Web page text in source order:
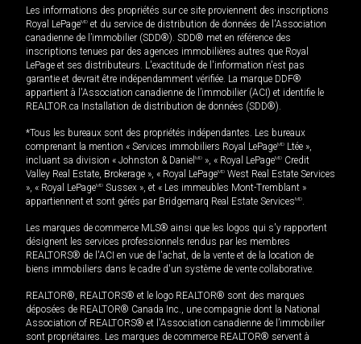
Les informations des propriétés sur ce site proviennent des inscriptions
Royal LePageMD et du service de distribution de données de l'Association
canadienne de l’immobilier (SDD®). SDD® met en référence des
inscriptions tenues par des agences immobilières autres que Royal
LePage et ses distributeurs. L'exactitude de l'information n'est pas
garantie et devrait être indépendamment vérifiée. La marque DDF®
appartient à l'Association canadienne de l’immobilier (ACI) et identifie le
REALTOR.ca Installation de distribution de données (SDD®).
*Tous les bureaux sont des propriétés indépendantes. Les bureaux
comprenant la mention « Services immobiliers Royal LePageMD Ltée »,
incluant sa division « Johnston & Daniel MD », « Royal LePageMD Credit
Valley Real Estate, Brokerage », « Royal LePageMD West Real Estate Services
», « Royal LePageMD Sussex », et « Les immeubles Mont-Tremblant »
appartiennent et sont gérés par Bridgemarq Real Estate ServicesMD.
Les marques de commerce MLS® ainsi que les logos qui s'y rapportent
désignent les services professionnels rendus par les membres
REALTORS® de l'ACI en vue de l'achat, de la vente et de la location de
biens immobiliers dans le cadre d'un système de vente collaborative.
REALTOR®, REALTORS® et le logo REALTOR® sont des marques
déposées de REALTOR® Canada Inc., une compagnie dont la National
Association of REALTORS® et l'Association canadienne de l’immobilier
sont propriétaires. Les marques de commerce REALTOR® servent à